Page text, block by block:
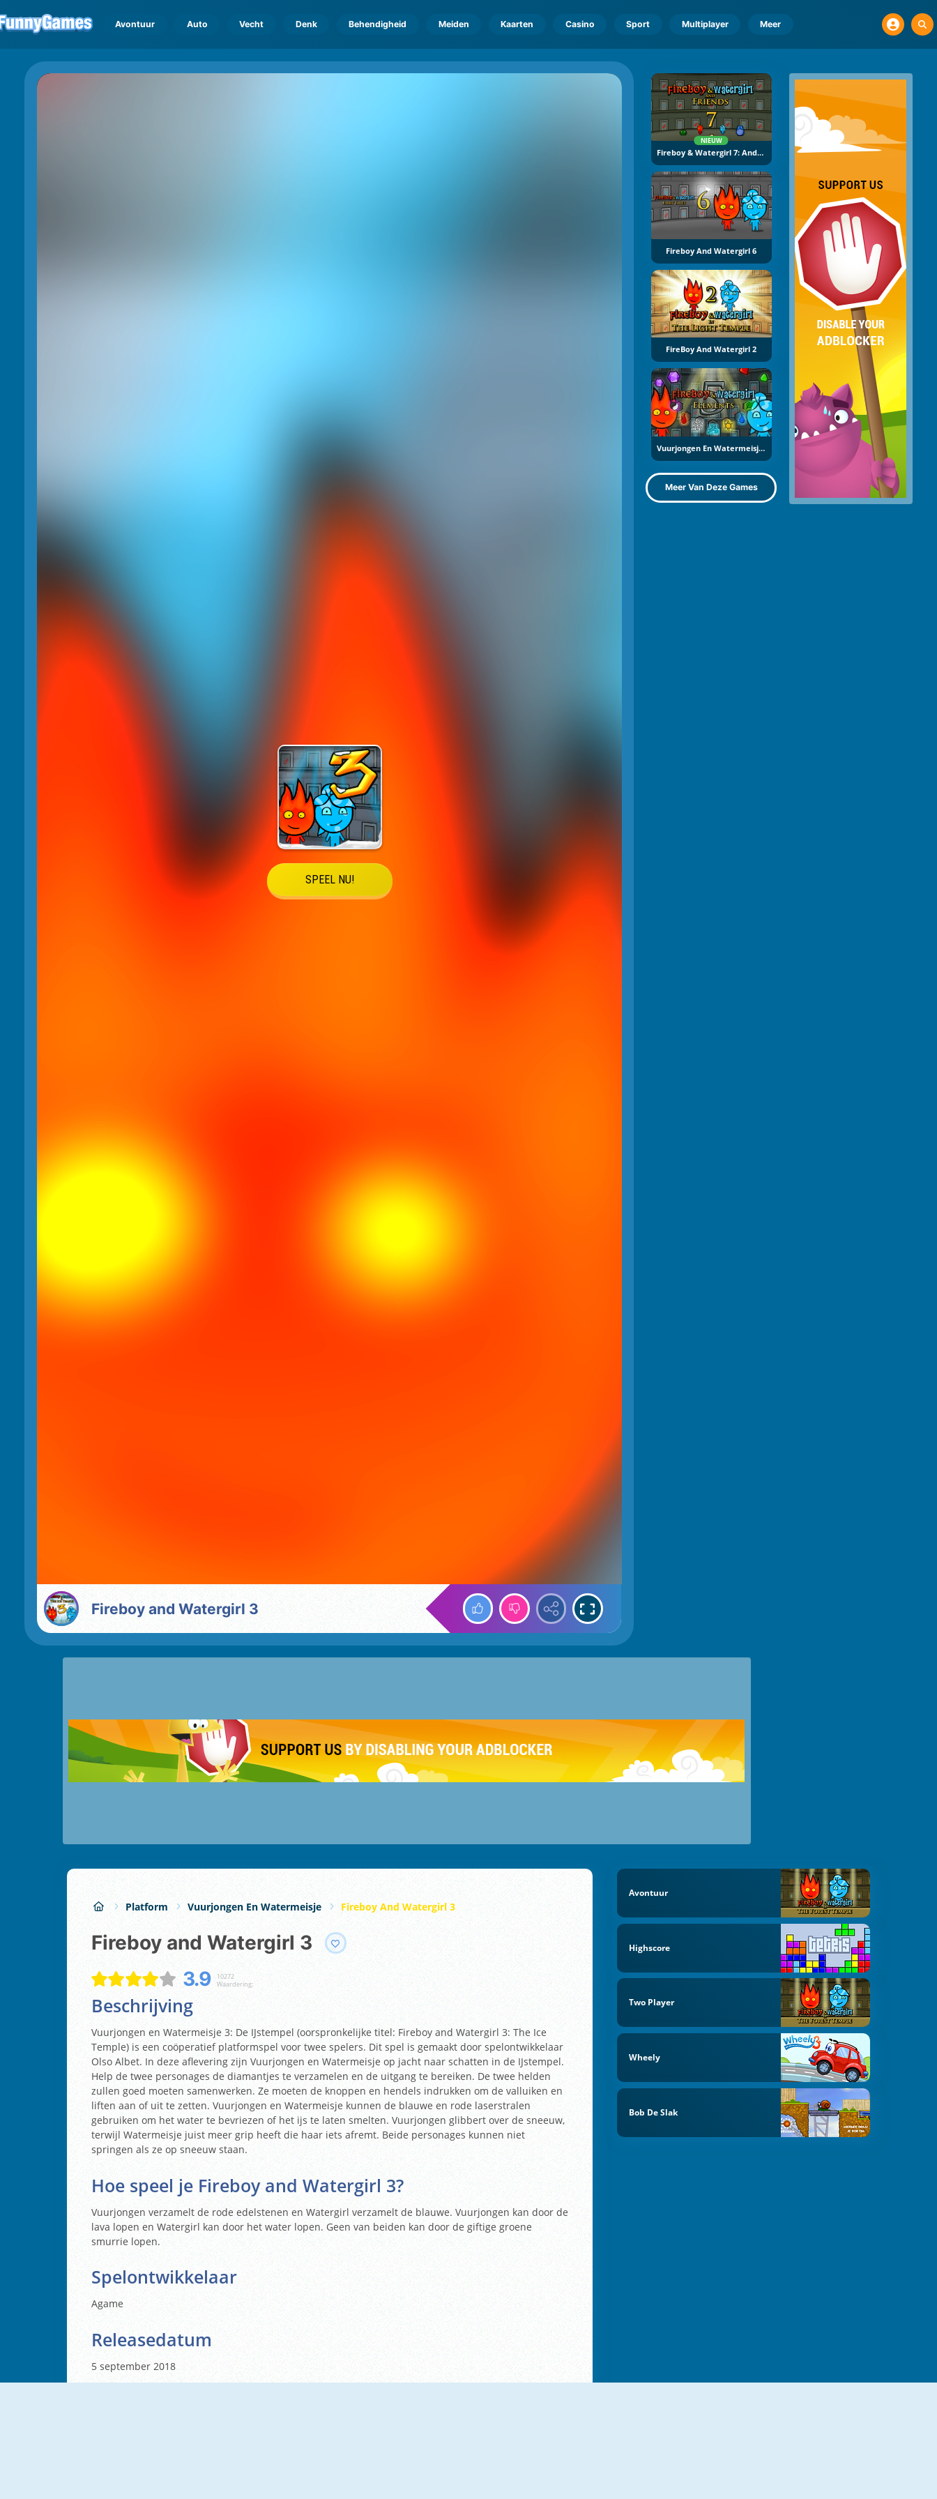
Avontuur Auto Vecht Denk Behendigheid Meiden Kaarten Casino Sport Multiplayer Meer
Fireboy and Watergirl 3
NIEUW
Fireboy & Watergirl 7: And Friends
Fireboy And Watergirl 6
FireBoy And Watergirl 2
Vuurjongen En Watermeisje 5: Elementen
Meer Van Deze Games
Platform Vuurjongen En Watermeisje Fireboy And Watergirl 3
Fireboy and Watergirl 3
3.9
10272
Waardering:
Beschrijving
Vuurjongen en Watermeisje 3: De IJstempel (oorspronkelijke titel: Fireboy and Watergirl 3: The Ice
Temple) is een coöperatief platformspel voor twee spelers. Dit spel is gemaakt door spelontwikkelaar
Olso Albet. In deze aflevering zijn Vuurjongen en Watermeisje op jacht naar schatten in de IJstempel.
Help de twee personages de diamantjes te verzamelen en de uitgang te bereiken. De twee helden
zullen goed moeten samenwerken. Ze moeten de knoppen en hendels indrukken om de valluiken en
liften aan of uit te zetten. Vuurjongen en Watermeisje kunnen de blauwe en rode laserstralen
gebruiken om het water te bevriezen of het ijs te laten smelten. Vuurjongen glibbert over de sneeuw,
terwijl Watermeisje juist meer grip heeft die haar iets afremt. Beide personages kunnen niet
springen als ze op sneeuw staan.
Hoe speel je Fireboy and Watergirl 3?
Vuurjongen verzamelt de rode edelstenen en Watergirl verzamelt de blauwe. Vuurjongen kan door de
lava lopen en Watergirl kan door het water lopen. Geen van beiden kan door de giftige groene
smurrie lopen.
Spelontwikkelaar
Agame
Releasedatum
5 september 2018
Avontuur
Highscore
Two Player
Wheely
Bob De Slak